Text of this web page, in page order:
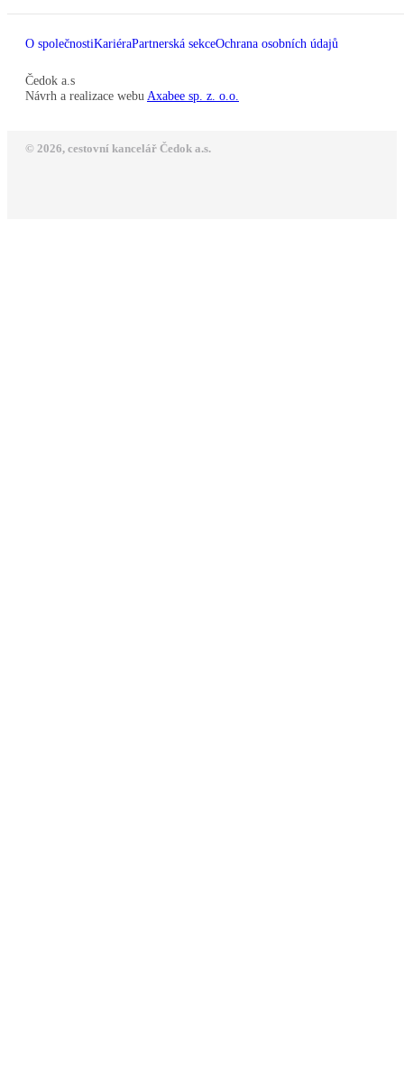
O společnostiKariéraPartnerská sekceOchrana osobních údajů
Čedok a.s
Návrh a realizace webu Axabee sp. z. o.o.
© 2026, cestovní kancelář Čedok a.s.